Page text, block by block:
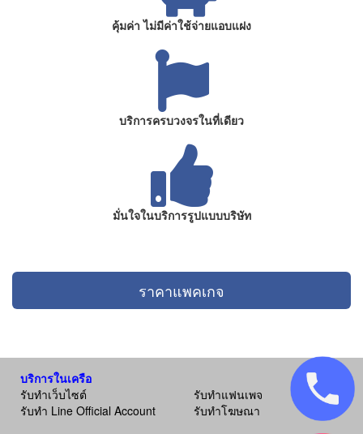
คุ้มค่า ไม่มีค่าใช้จ่ายแอบแฝง
บริการครบวงจรในที่เดียว
มั่นใจในบริการรูปแบบบริษัท
ราคาแพคเกจ
บริการในเครือ
รับทำเว็บไซต์
รับทำแฟนเพจ
รับทำ Line Official Account
รับทำโฆษณา